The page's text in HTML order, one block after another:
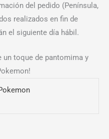
del pedido (Península,
realizados en fin de
el siguiente día hábil.
un toque de pantomima y